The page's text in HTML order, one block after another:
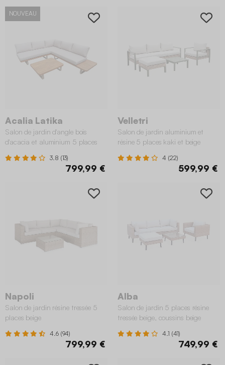
NOUVEAU
Acalia Latika
Salon de jardin d'angle bois
d'acacia et aluminium 5 places
3.8 (13)
799,99 €
Velletri
Salon de jardin aluminium et
résine 5 places kaki et beige
4 (22)
599,99 €
Napoli
Salon de jardin résine tressée 5
places beige
4.6 (94)
799,99 €
Alba
Salon de jardin 5 places résine
tressée beige, coussins beige
4.1 (41)
749,99 €